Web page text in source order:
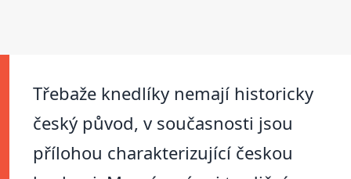
Třebaže knedlíky nemají historicky
český původ, v současnosti jsou
přílohou charakterizující českou